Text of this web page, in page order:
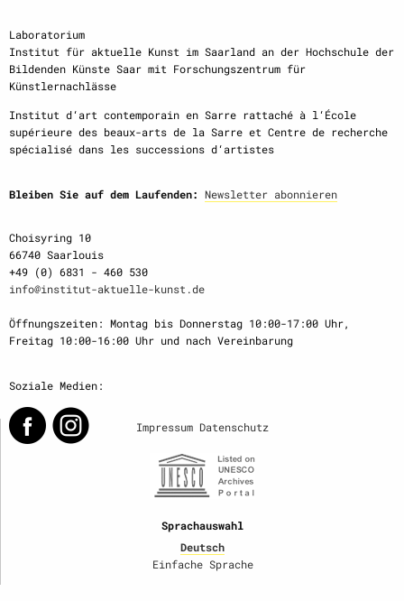
Laboratorium
Institut für aktuelle Kunst im Saarland an der Hochschule der
Bildenden Künste Saar mit Forschungszentrum für
Künstlernachlässe
Institut d‘art contemporain en Sarre rattaché à l‘École
supérieure des beaux-arts de la Sarre et Centre de recherche
spécialisé dans les successions d‘artistes
Bleiben Sie auf dem Laufenden: Newsletter abonnieren
Choisyring 10
66740 Saarlouis
+49 (0) 6831 - 460 530
info@institut-aktuelle-kunst.de
Öffnungszeiten: Montag bis Donnerstag 10:00-17:00 Uhr,
Freitag 10:00-16:00 Uhr und nach Vereinbarung
Soziale Medien:
Impressum Datenschutz
Sprachauswahl
Deutsch
Einfache Sprache